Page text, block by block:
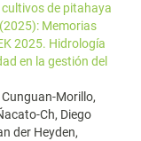
de pitahaya
Memorias
2025. Hidrología
en la gestión del
Morillo,
Ch, Diego
der Heyden,